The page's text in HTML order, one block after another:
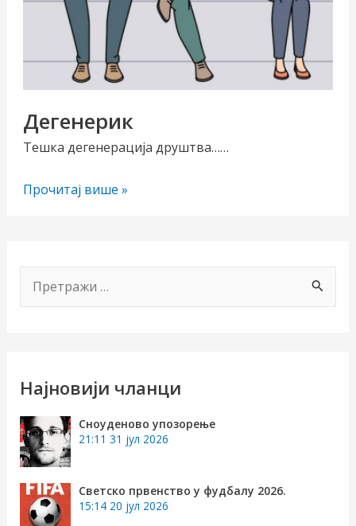
Дегенерик
Тешка дегенерација друштва……
Дегенерик
Прочитај више »
р
р
г
а
з
Најновији чланци
Сноуденово упозорење
21:11 31 јул 2026
Светско првенство у фудбалу 2026.
15:14 20 јул 2026